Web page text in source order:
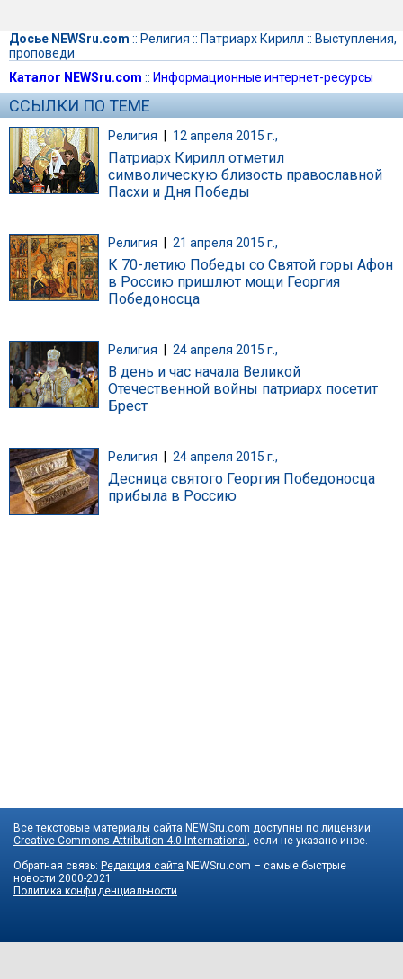
Досье NEWSru.com :: Религия :: Патриарх Кирилл :: Выступления,
проповеди
Каталог NEWSru.com :: Информационные интернет-ресурсы
ССЫЛКИ ПО ТЕМЕ
Религия | 12 апреля 2015 г.,
Патриарх Кирилл отметил
символическую близость православной
Пасхи и Дня Победы
Религия 21 апреля 2015 г.,
К 70-летию Победы со Святой горы Афон
в Россию пришлют мощи Георгия
Победоносца
Религия 24 апреля 2015 г.,
В день и час начала Великой
Отечественной войны патриарх посетит
Брест
Религия 24 апреля 2015 г.,
Десница святого Георгия Победоносца
прибыла в Россию
Все текстовые материалы сайта NEWSru.com доступны по лицензии:
Creative Commons Attribution 4.0 International
, если не указано иное.
Обратная связь: Редакция сайта NEWSru.com – самые быстрые
новости 2000-2021
Политика конфиденциальности